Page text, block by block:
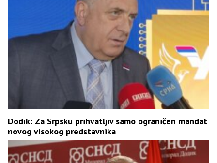
Dodik: Za Srpsku prihvatljiv samo ograničen mandat
novog visokog predstavnika